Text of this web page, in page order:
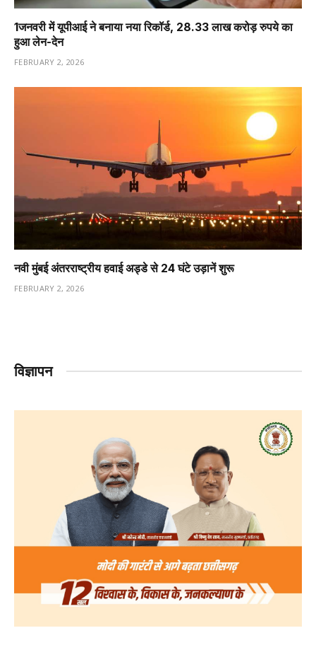
1️जनवरी में यूपीआई ने बनाया नया रिकॉर्ड, 28.33 लाख करोड़ रुपये का
हुआ लेन-देन
FEBRUARY 2, 2026
नवी मुंबई अंतरराष्ट्रीय हवाई अड्डे से 24 घंटे उड़ानें शुरू
FEBRUARY 2, 2026
विज्ञापन